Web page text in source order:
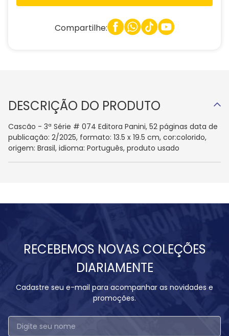
Compartilhe:
DESCRIÇÃO DO PRODUTO
Cascão - 3ª Série # 074 Editora Panini, 52 páginas data de
publicação: 2/2025, formato: 13.5 x 19.5 cm, cor:colorido,
origem: Brasil, idioma: Português, produto usado
RECEBEMOS NOVAS COLEÇÕES
DIARIAMENTE
Cadastre seu e-mail para acompanhar as novidades e
promoções.